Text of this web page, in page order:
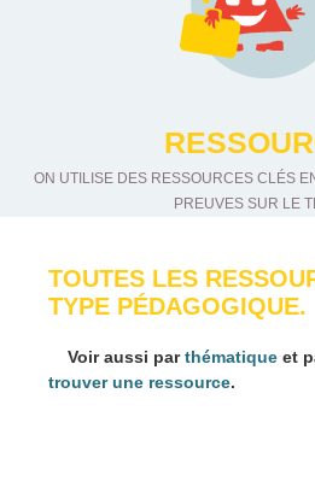
ON UTILISE DES RESSOURCES CLÉS
PREUVES SUR LE
TOUTES LES
TYPE PÉDAGOGIQUE.
Voir aussi parthématique et
trouver une ressource.